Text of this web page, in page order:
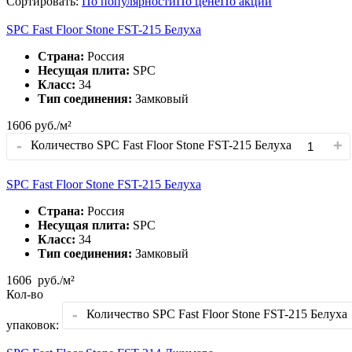
SPC Fast Floor Stone FST-215 Белуха
Страна: Россия
Несущая плита: SPC
Класс: 34
Тип соединения: Замковый
1606 руб./м²
- Количество SPC Fast Floor Stone FST-215 Белуха +
SPC Fast Floor Stone FST-215 Белуха
Страна: Россия
Несущая плита: SPC
Класс: 34
Тип соединения: Замковый
1606 руб./м²
Кол-во
упаковок:
- Количество SPC Fast Floor Stone FST-215 Белуха